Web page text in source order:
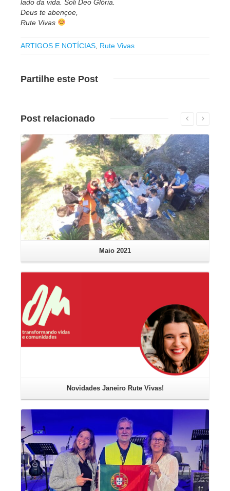
lado da vida. Soli Deo Glória.
Deus te abençoe,
Rute Vivas
ARTIGOS E NOTÍCIAS Rute Vivas
Partilhe este Post
Post relacionado
Maio 2021
Novidades Janeiro Rute Vivas!